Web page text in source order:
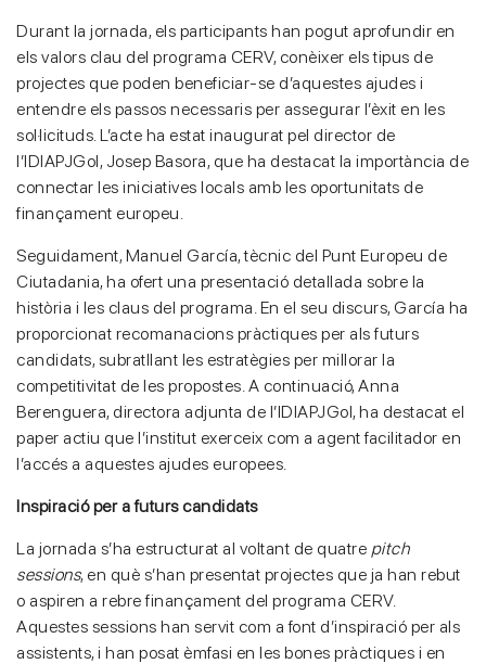
Durant la jornada, els participants han pogut aprofundir en
els valors clau del programa CERV, conèixer els tipus de
projectes que poden beneficiar-se d’aquestes ajudes i
entendre els passos necessaris per assegurar l’èxit en les
sol·licituds. L’acte ha estat inaugurat pel director de
l’IDIAPJGol, Josep Basora, que ha destacat la importància de
connectar les iniciatives locals amb les oportunitats de
finançament europeu.
Seguidament, Manuel García, tècnic del Punt Europeu de
Ciutadania, ha ofert una presentació detallada sobre la
història i les claus del programa. En el seu discurs, García ha
proporcionat recomanacions pràctiques per als futurs
candidats, subratllant les estratègies per millorar la
competitivitat de les propostes. A continuació, Anna
Berenguera, directora adjunta de l’IDIAPJGol, ha destacat el
paper actiu que l’institut exerceix com a agent facilitador en
l’accés a aquestes ajudes europees.
Inspiració per a futurs candidats
La jornada s’ha estructurat al voltant de quatre pitch
sessions, en què s’han presentat projectes que ja han rebut
o aspiren a rebre finançament del programa CERV.
Aquestes sessions han servit com a font d’inspiració per als
assistents, i han posat èmfasi en les bones pràctiques i en